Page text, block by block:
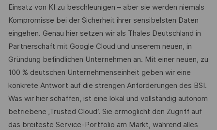
Einsatz von KI zu beschleunigen – aber sie werden niemals
Kompromisse bei der Sicherheit ihrer sensibelsten Daten
eingehen. Genau hier setzen wir als Thales Deutschland in
Partnerschaft mit Google Cloud und unserem neuen, in
Gründung befindlichen Unternehmen an. Mit einer neuen, zu
100 % deutschen Unternehmenseinheit geben wir eine
konkrete Antwort auf die strengen Anforderungen des BSI.
Was wir hier schaffen, ist eine lokal und vollständig autonom
betriebene ‚Trusted Cloud‘. Sie ermöglicht den Zugriff auf
das breiteste Service-Portfolio am Markt, während alles